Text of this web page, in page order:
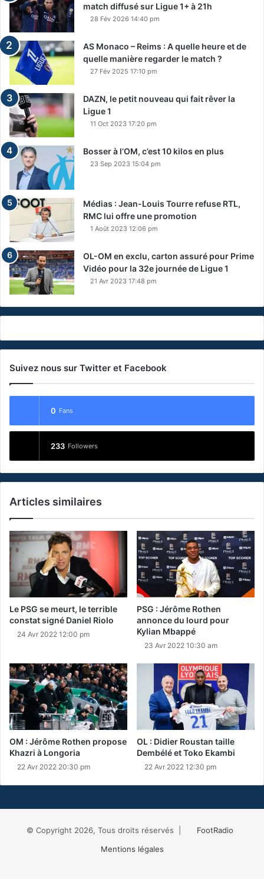
match diffusé sur Ligue 1+ à 21h
28 Fév 2026 14:40 pm
AS Monaco – Reims : A quelle heure et de
quelle manière regarder le match ?
27 Fév 2025 17:10 pm
DAZN, le petit nouveau qui fait rêver la
Ligue 1
11 Oct 2023 17:20 pm
Bosser à l’OM, c’est 10 kilos en plus
23 Sep 2023 15:04 pm
Médias : Jean-Louis Tourre refuse RTL,
RMC lui offre une promotion
1 Août 2023 12:06 pm
OL-OM en exclu, carton assuré pour Prime
Vidéo pour la 32e journée de Ligue 1
21 Avr 2023 17:48 pm
Suivez nous sur Twitter et Facebook
0 Fans
233 Followers
Articles similaires
Le PSG se meurt, le terrible
constat signé Daniel Riolo
24 Avr 2022 12:00 pm
PSG : Jérôme Rothen
annonce du lourd pour
Kylian Mbappé
23 Avr 2022 10:30 am
OM : Jérôme Rothen propose
Khazri à Longoria
22 Avr 2022 20:30 pm
OL : Didier Roustan taille
Dembélé et Toko Ekambi
22 Avr 2022 12:30 pm
© Copyright 2026, Tous droits réservés |
FootRadio
Mentions légales